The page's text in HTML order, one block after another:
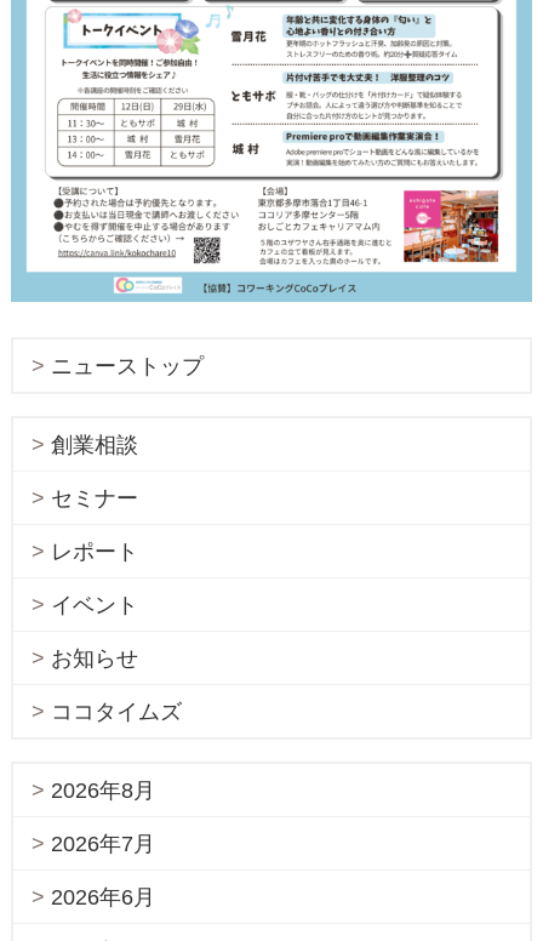
ニューストップ
創業相談
セミナー
レポート
イベント
お知らせ
ココタイムズ
2026年8月
2026年7月
2026年6月